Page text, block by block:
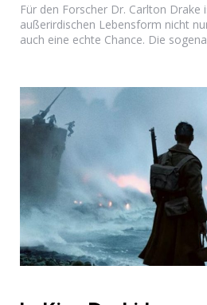
Für den Forscher Dr. Carlton Drake
außerirdischen Lebensform nicht
auch eine echte Chance. Die